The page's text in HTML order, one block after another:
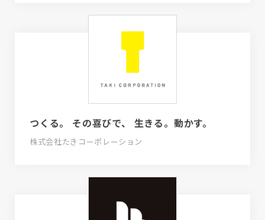
つくる。 その喜びで、 生きる。動かす。
株式会社たきコーポレーション